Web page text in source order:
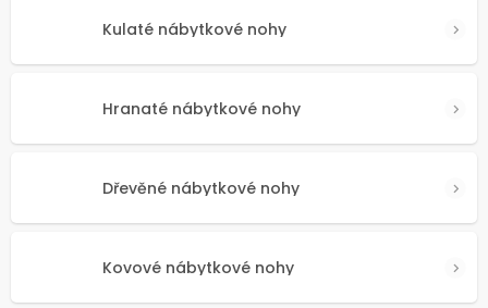
Kulaté nábytkové nohy
Hranaté nábytkové nohy
Dřevěné nábytkové nohy
Kovové nábytkové nohy